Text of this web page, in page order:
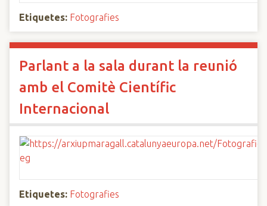
Etiquetes: Fotografies
Parlant a la sala durant la reunió
amb el Comitè Científic
Internacional
Etiquetes: Fotografies